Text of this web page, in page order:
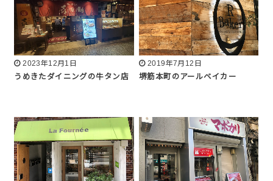
2023年12月1日
うめきたダイニングの牛タン店
2019年7月12日
堺筋本町のアールベイカー